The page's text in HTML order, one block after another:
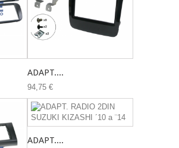
ADAPT....
94,75 €
ADAPT....